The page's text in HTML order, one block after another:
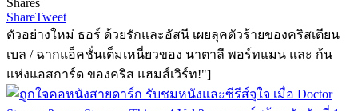
Shares
ShareTweet
ตัวอย่างใหม่ ธอร์ ด้วยรักและอัสนี เผยลุคตัวร้ายของคริสเตียน
เบล / ฉากแอ็คชั่นเต็มเหนี่ยวของ นาตาลี พอร์ทแมน และ ก้น
แห่งแอสการ์ด ของคริส แฮมส์เวิร์ท!"]